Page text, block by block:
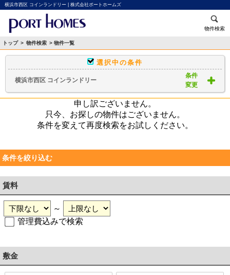
横浜市西区 コインランドリー | 株式会社ポートホームズ
物件検索
トップ > 物件検索 > 物件一覧
選択中の条件
横浜市西区 コインランドリー
条件
変更
申し訳ございません。
只今、お探しの物件はございません。
条件を変えて再度検索をお試しください。
条件を絞り込む
賃料
～
管理費込みで検索
敷金